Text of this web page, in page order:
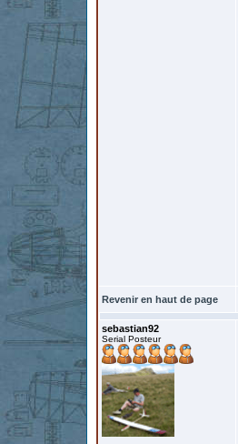
Revenir en haut de page
sebastian92
Serial Posteur